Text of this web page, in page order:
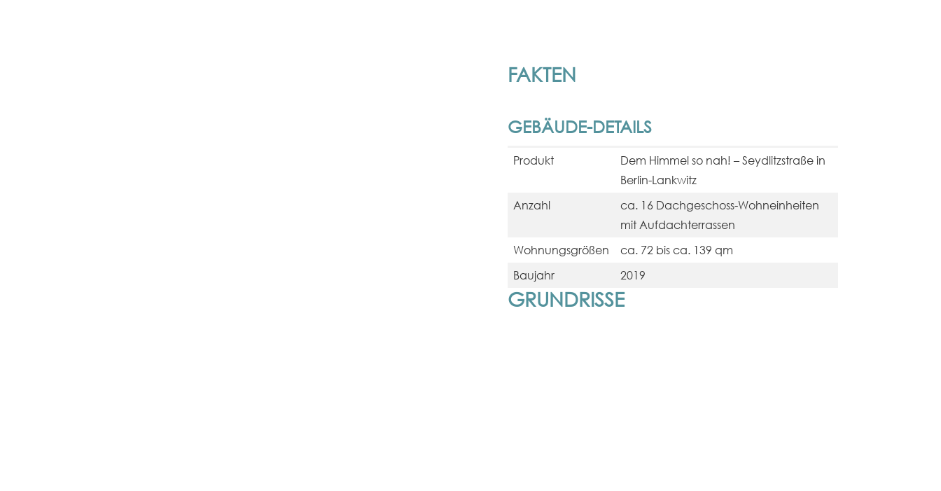
FAKTEN
GEBÄUDE-DETAILS
Produkt
Dem Himmel so nah! – Seydlitzstraße in
Berlin-Lankwitz
Anzahl
ca. 16 Dachgeschoss-Wohneinheiten
mit Aufdachterrassen
Wohnungsgrößen
ca. 72 bis ca. 139 qm
Baujahr
2019
GRUNDRISSE